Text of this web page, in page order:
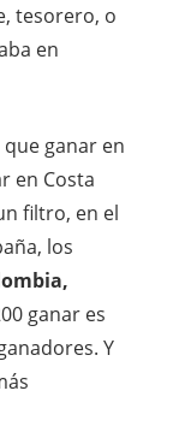
tesorero, o
en
ganar en
en Costa
filtro, en el
los
ganar es
Y